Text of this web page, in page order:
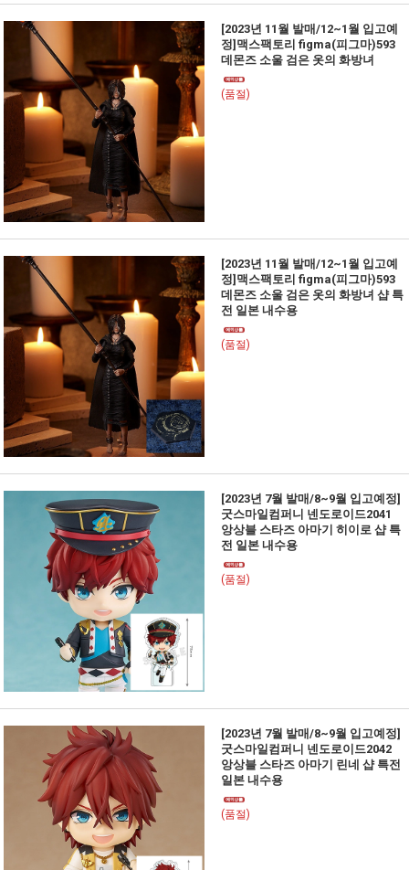
[2023년 11월 발매/12~1월 입고예
정]맥스팩토리 figma(피그마)593
데몬즈 소울 검은 옷의 화방녀
(품절)
[2023년 11월 발매/12~1월 입고예
정]맥스팩토리 figma(피그마)593
데몬즈 소울 검은 옷의 화방녀 샵 특
전 일본 내수용
(품절)
[2023년 7월 발매/8~9월 입고예정]
굿스마일컴퍼니 넨도로이드2041
앙상블 스타즈 아마기 히이로 샵 특
전 일본 내수용
(품절)
[2023년 7월 발매/8~9월 입고예정]
굿스마일컴퍼니 넨도로이드2042
앙상블 스타즈 아마기 린네 샵 특전
일본 내수용
(품절)